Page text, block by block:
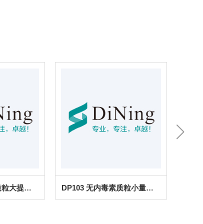
DP104 去内毒素质粒大提试剂盒 DP103 无内毒素质粒小量中提试剂盒